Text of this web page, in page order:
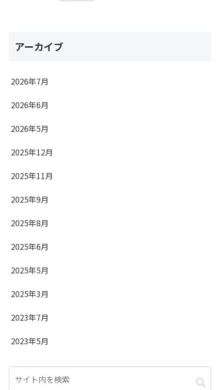
アーカイブ
2026年7月
2026年6月
2026年5月
2025年12月
2025年11月
2025年9月
2025年8月
2025年6月
2025年5月
2025年3月
2023年7月
2023年5月